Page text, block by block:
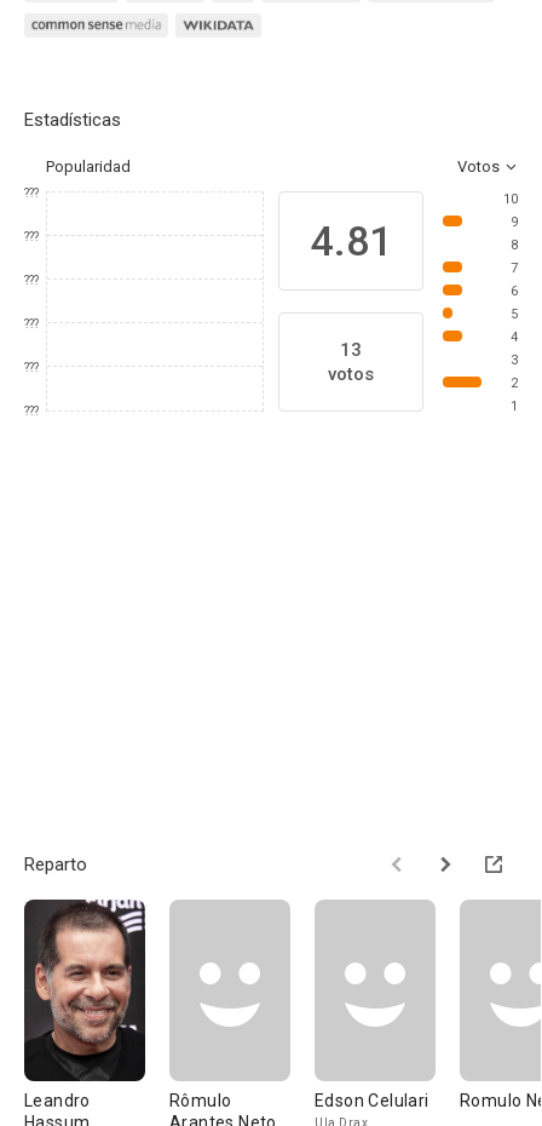
Estadísticas
Popularidad Votos
???
???
???
???
???
???
4.81
13
votos
10
9
8
7
6
5
4
3
2
1
Reparto
Leandro
Rômulo
Edson Celulari
Ula Drax
Romulo